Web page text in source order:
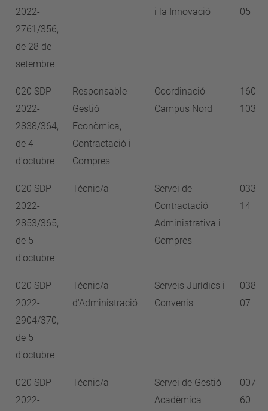
2022-
2761/356,
de 28 de
setembre
i la Innovació 05
020 SDP-
2022-
2838/364,
de 4
d'octubre
Responsable
Gestió
Econòmica,
Contractació i
Compres
Coordinació
Campus Nord
160-
103
020 SDP-
2022-
2853/365,
de 5
d'octubre
Tècnic/a
Servei de
Contractació
Administrativa i
Compres
033-
14
020 SDP-
2022-
2904/370,
de 5
d'octubre
Tècnic/a
d'Administració
Serveis Jurídics i
Convenis
038-
07
020 SDP-
2022-
Tècnic/a
Servei de Gestió
Acadèmica
007-
60